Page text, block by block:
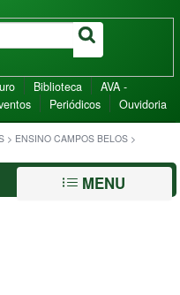
Biblioteca
AVA -
Periódicos Ouvidoria
> ENSINO CAMPOS BELOS >
MENU